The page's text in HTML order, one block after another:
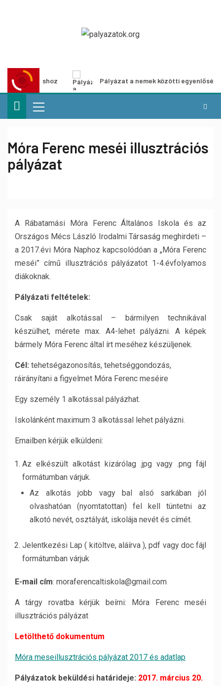
Pályázat a nemek közötti egyenlőség
Móra Ferenc meséi illusztrációs
pályázat
A Rábatamási Móra Ferenc Általános Iskola és az
Országos Mécs László Irodalmi Társaság meghirdeti –
a 2017.évi Móra Naphoz kapcsolódóan a „Móra Ferenc
meséi” című illusztrációs pályázatot 1-4.évfolyamos
diákoknak.
Pályázati feltételek:
Csak saját alkotással – bármilyen technikával
készülhet, mérete max. A4-lehet pályázni. A képek
bármely Móra Ferenc által írt meséhez készüljenek.
Cél: tehetségazonosítás, tehetséggondozás,
ráirányítani a figyelmet Móra Ferenc meséire
Egy személy 1 alkotással pályázhat.
Iskolánként maximum 3 alkotással lehet pályázni.
Emailben kérjük elküldeni:
Az elkészült alkotást kizárólag .jpg vagy .png fájl
formátumban várjuk.
Az alkotás jobb vagy bal alsó sarkában jól
olvashatóan (nyomtatottan) fel kell tüntetni az
alkotó nevét, osztályát, iskolája nevét és címét.
Jelentkezési Lap ( kitöltve, aláírva ), pdf vagy doc fájl
formátumban várjuk
E-mail cím: moraferencaltiskola@gmail.com
A tárgy rovatba kérjük beírni: Móra Ferenc meséi
illusztrációs pályázat
Letölthető dokumentum
Móra meseillusztrációs pályázat 2017 és adatlap
Pályázatok beküldési határideje: 2017. március 20.